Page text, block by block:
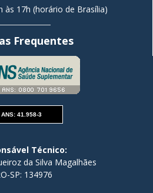
às 17h (horário de Brasília)
Frequentes
ANS: 41.958-3
Técnico:
da Silva Magalhães
SP: 134976